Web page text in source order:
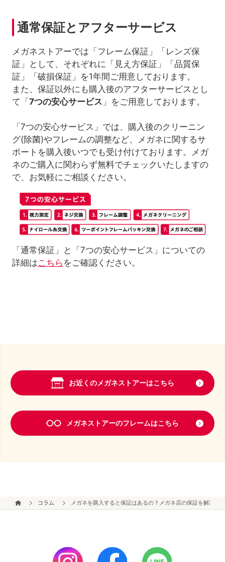
通常保証とアフターサービス
メガネストアーでは「フレーム保証」「レンズ保
証」として、それぞれに「見え方保証」「品質保
証」「破損保証」を1年間ご用意しております。
また、保証以外にも購入後のアフターサービスとし
て「 7つの安心サービス 」をご用意しております。
「7つの安心サービス」では、購入後のクリーニン
グ(除菌)やフレームの調整など、メガネに関するサ
ポートを購入後いつでも受け付けております。メガ
ネのご購入に関わらず無料でチェックいたしますの
で、お気軽にご相談ください。
「通常保証」と「7つの安心サービス」についての
詳細はこちら をご確認ください。
お近くのメガネストアーはこちら
メガネストアーのフレームはこちら
コラム メガネを購入すると保証はあるの？メガネ店の保証を解説！